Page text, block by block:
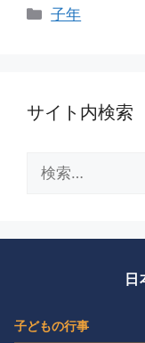
カ
子年
サイト内検索
索:
日
子どもの行事